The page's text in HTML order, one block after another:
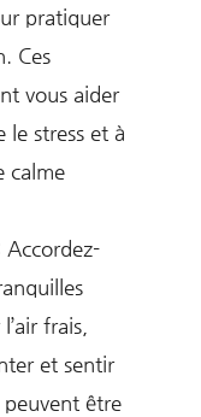
pratiquer
Ces
vous aider
le stress et à
calme
Accordez-
frais,
et sentir
peuvent être